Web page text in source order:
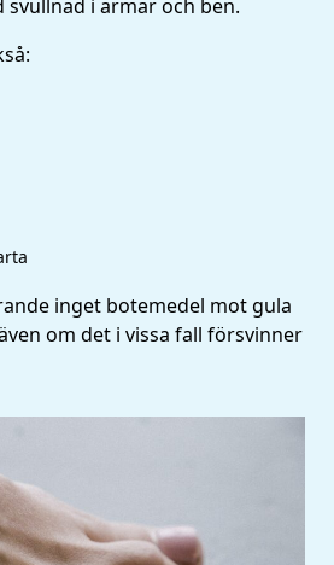
i armar och ben.
inget botemedel mot gula
om det i vissa fall försvinner